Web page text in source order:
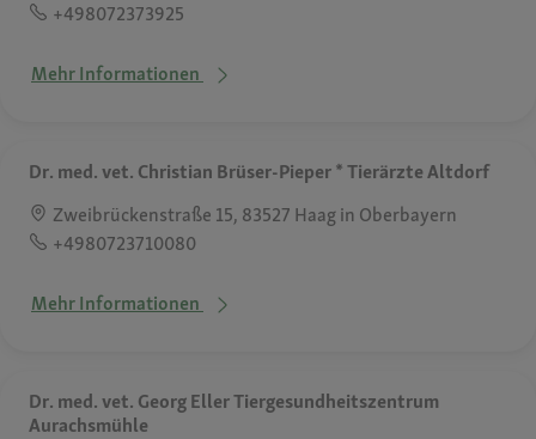
+498072373925
Mehr Informationen
Dr. med. vet. Christian Brüser-Pieper * Tierärzte Altdorf
Zweibrückenstraße 15, 83527 Haag in Oberbayern
+4980723710080
Mehr Informationen
Dr. med. vet. Georg Eller Tiergesundheitszentrum
Aurachsmühle